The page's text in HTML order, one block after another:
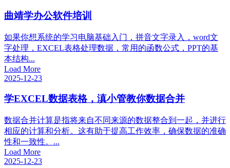
曲靖学办公软件培训
如果你想系统的学习电脑基础入门，拼音文字录入，word文
字处理，EXCEL表格处理数据，常用的函数公式，PPT的基
本结构...
Load More
2025-12-23
学EXCEL数据表格，滇小管教你数据合并
数据合并计算是指将来自不同来源的数据整合到一起，并进行
相应的计算和分析。这有助于提高工作效率，确保数据的准确
性和一致性。...
Load More
2025-12-23